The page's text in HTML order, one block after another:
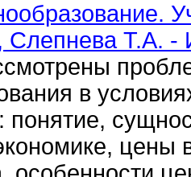
Слепнева Т.А.
в
цены